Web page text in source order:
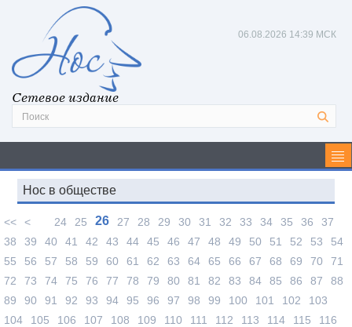
Сетевое издание
06.08.2026 14:39 МСК
Нос в обществе
<< < 24 25 26 27 28 29 30 31 32 33 34 35 36
37
38
39 40 41 42 43 44 45 46 47 48 49 50 51 52 53
54
55
56 57 58 59 60 61 62 63 64 65 66 67 68 69 70
71
72
73 74 75 76 77 78 79 80 81 82 83 84 85 86 87
88
89
90 91 92 93 94 95 96 97 98 99 100 101 102
103
104
105 106 107 108 109 110 111 112 113 114 115
116